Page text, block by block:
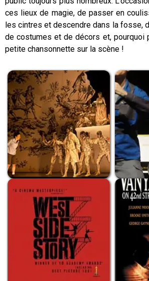
ces lieux de magie, de passer en
les cintres et descendre dans la fosse,
de costumes et de décors et, pourquoi
petite chansonnette sur la scène !